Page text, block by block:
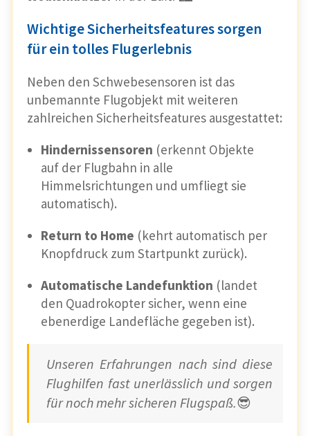
Wichtige Sicherheitsfeatures sorgen
für ein tolles Flugerlebnis
Neben den Schwebesensoren ist das
unbemannte Flugobjekt mit weiteren
zahlreichen Sicherheitsfeatures ausgestattet:
Hindernissensoren (erkennt Objekte
auf der Flugbahn in alle
Himmelsrichtungen und umfliegt sie
automatisch).
Return to Home (kehrt automatisch per
Knopfdruck zum Startpunkt zurück).
Automatische Landefunktion (landet
den Quadrokopter sicher, wenn eine
ebenerdige Landefläche gegeben ist).
Unseren Erfahrungen nach sind diese
Flughilfen fast unerlässlich und sorgen
für noch mehr sicheren Flugspaß.😎